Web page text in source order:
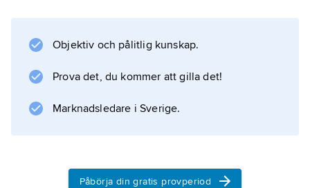
konserv-, pappers- och cementindustri.
Information om artikeln
Objektiv och pålitlig kunskap.
Prova det, du kommer att gilla det!
Marknadsledare i Sverige.
Påbörja din gratis provperiod